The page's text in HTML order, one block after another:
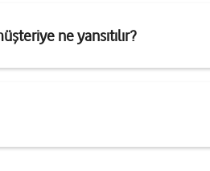
ne yansıtılır?